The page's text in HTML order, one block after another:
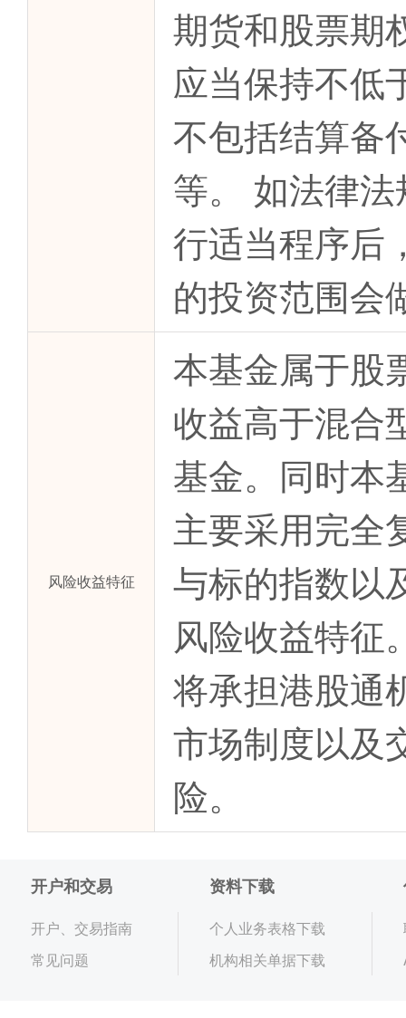
期货和股票期
应当保持不低
不包括结算备
等。 如法律
行适当程序后
的投资范围会
风险收益特征
本基金属于股
收益高于混合
基金。同时本
主要采用完全
与标的指数以
风险收益特征
将承担港股通
市场制度以及
险。
开户和交易
开户、交易指南
常见问题
资料下载
个人业务表格下载
机构相关单据下载